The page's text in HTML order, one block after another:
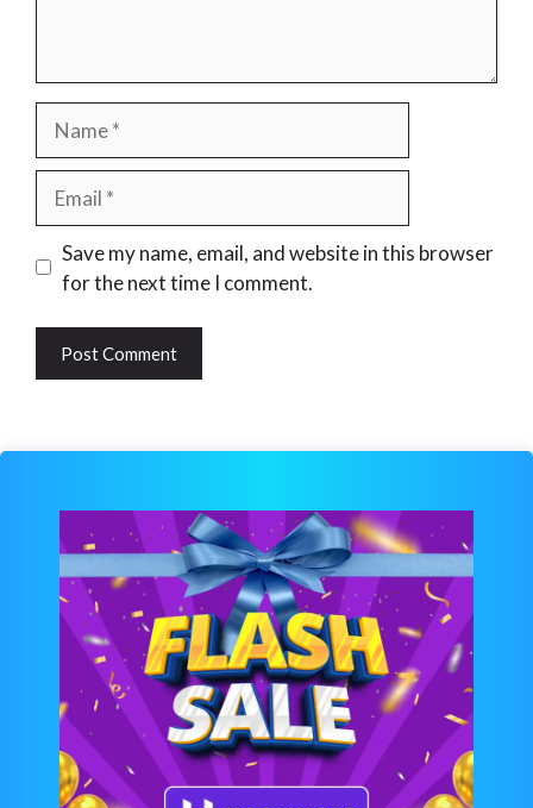
Website
Save my name, email, and website in this browser
for the next time I comment.